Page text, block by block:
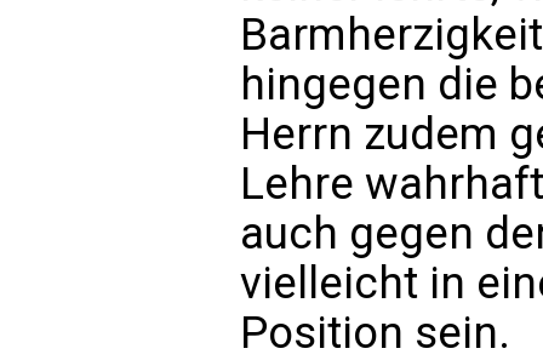
hingegen die
Herrn zudem
Lehre
auch gegen
vielleicht in
Position sein.